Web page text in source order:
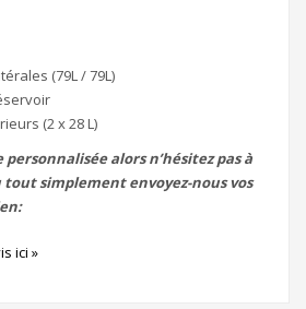
(79L / 79L)
(2 x 28 L)
alors n’hésitez pas à
simplement envoyez-nous vos
ici »